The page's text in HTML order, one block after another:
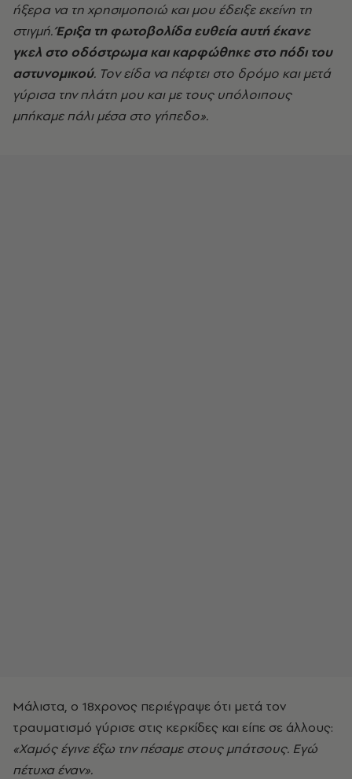
ήξερα να τη χρησιμοποιώ και μου έδειξε εκείνη τη
στιγμή.Έριξα τη φωτοβολίδα ευθεία αυτή έκανε
γκελ στο οδόστρωμα και καρφώθηκε στο πόδι του
αστυνομικού. Τον είδα να πέφτει στο δρόμο και μετά
γύρισα την πλάτη μου και με τους υπόλοιπους
μπήκαμε πάλι μέσα στο γήπεδο».
Μάλιστα, ο 18χρονος περιέγραψε ότι μετά τον
τραυματισμό γύρισε στις κερκίδες και είπε σε άλλους:
«Χαμός έγινε έξω την πέσαμε στους μπάτσους. Εγώ
πέτυχα έναν».